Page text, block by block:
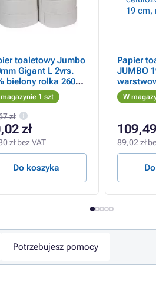
toaletowy Jumbo
Gigant L 2vrs.
bielony rolka 260m
/sprzedaż po
1 szt
zł
zł
zł bez VAT
Do koszyka
Papier
JUMBO
średnica
120 m
W
89,02 zł
Potrzebujesz pomocy